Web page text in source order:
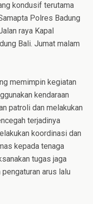
kondusif terutama
Polres Badung
raya Kapal
Bali. Jumat malam
memimpin kegiatan
kendaraan
patroli dan melakukan
terjadinya
koordinasi dan
kepada tenaga
tugas jaga
arus lalu